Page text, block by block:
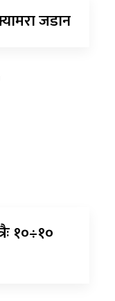
जडान
१०÷१०